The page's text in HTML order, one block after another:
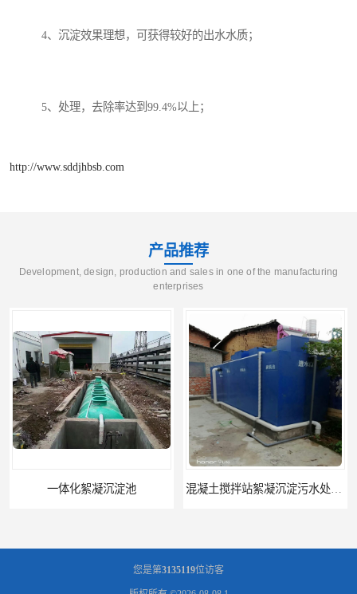
4、沉淀效果理想，可获得较好的出水水质；
5、处理，去除率达到99.4%以上；
http://www.sddjhbsb.com
产品推荐
Development, design, production and sales in one of the manufacturing
enterprises
一体化絮凝沉淀池
您是第3135119位访客